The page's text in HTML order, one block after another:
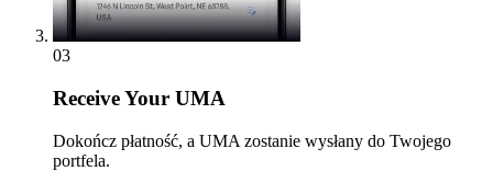
03
ReceiveYour UMA
Dokończ płatność, a UMA zostanie wysłany do Twojego
portfela.